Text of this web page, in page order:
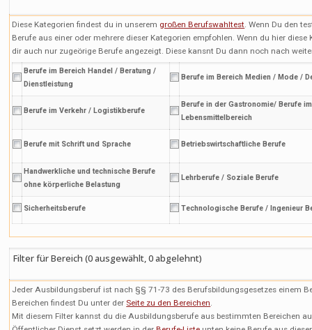
Diese Kategorien findest du in unserem großen Berufswahltest. Wenn Du den
Berufe aus einer oder mehrere dieser Kategorien empfohlen. Wenn du hier
dir auch nur zugeörige Berufe angezeigt. Diese kansnt Du dann noch nach
Berufe im Bereich Handel / Beratung /
Dienstleistung
Berufe im Bereich Medien / Mode /
Berufe im Verkehr / Logistikberufe
Berufe in der Gastronomie/ Berufe im
Lebensmittelbereich
Berufe mit Schrift und Sprache Betriebswirtschaftliche Berufe
Handwerkliche und technische Berufe
ohne körperliche Belastung
Lehrberufe / Soziale Berufe
Sicherheitsberufe Technologische Berufe / Ingenieur
Filter für Bereich (0ausgewählt,0abgelehnt)
Jeder Ausbildungsberuf ist nach §§ 71-73 des Berufsbildungsgesetzes einem
Bereichen findest Du unter der Seite zu den Bereichen.
Mit diesem Filter kannst du die Ausbildungsberufe aus bestimmten Bereichen